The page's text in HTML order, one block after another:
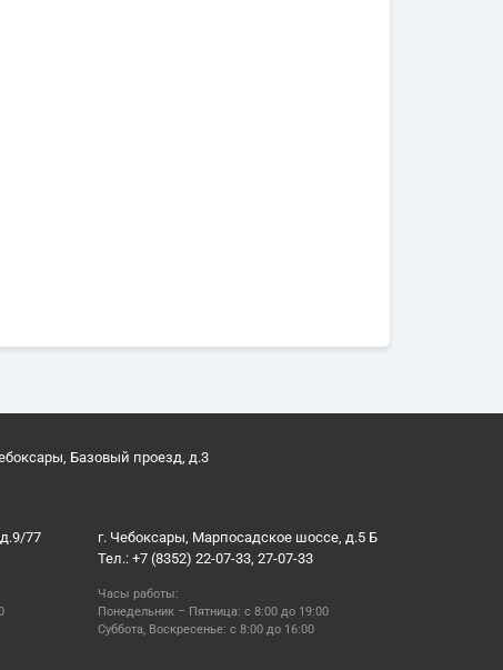
Базовый проезд, д.3
77
г. Чебоксары, Марпосадское шоссе, д.5 Б
Тел.: +7 (8352) 22-07-33, 27-07-33
Часы работы:
Понедельник – Пятница: с 8:00 до 19:00
Суббота, Воскресенье: с 8:00 до 16:00